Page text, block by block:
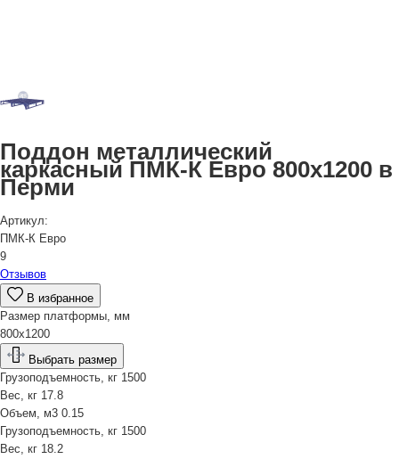
Поддон металлический
каркасный ПМК-К Евро 800х1200 в
Перми
Артикул:
ПМК-К Евро
9
Отзывов
В избранное
Размер платформы, мм
800х1200
Выбрать размер
Грузоподъемность, кг 1500
Вес, кг 17.8
Объем, м3 0.15
Грузоподъемность, кг 1500
Вес, кг 18.2